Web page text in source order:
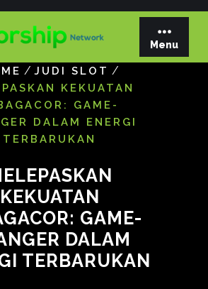
Menu
/ JUDI SLOT /
KEKUATAN
GAME-
DALAM ENERGI
TERBARUKAN
KEKUATAN
GAME-
DALAM
TERBARUKAN